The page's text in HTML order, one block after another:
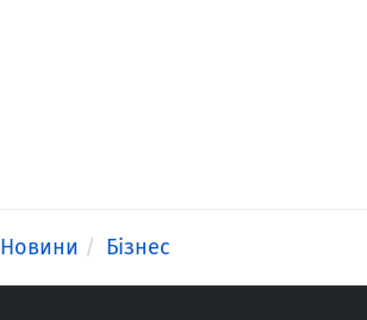
Новини Бізнес